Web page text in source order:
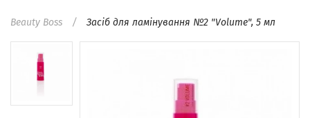
Beauty Boss Засіб для ламінування №2 "Volume", 5 мл